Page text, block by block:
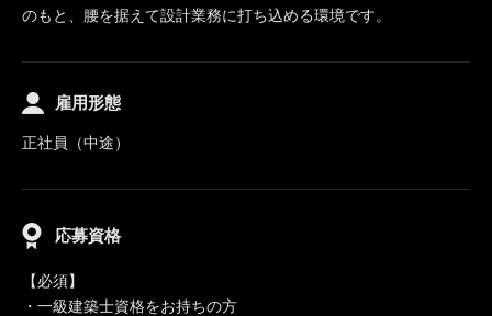
のもと、腰を据えて設計業務に打ち込める環境です。
雇用形態
正社員（中途）
応募資格
【必須】
・一級建築士資格をお持ちの方